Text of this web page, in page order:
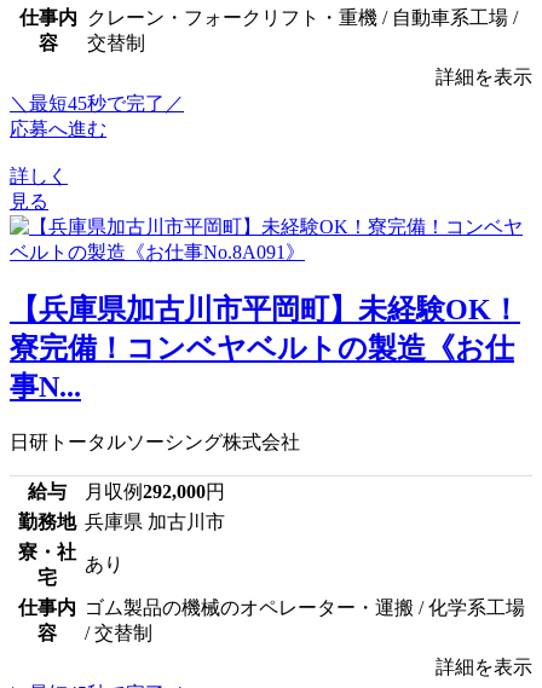
仕事内
容
クレーン・フォークリフト・重機 / 自動車系工場 /
交替制
詳細を表示
＼最短45秒で完了／
応募へ進む
詳しく
見る
【兵庫県加古川市平岡町】未経験OK！
寮完備！コンベヤベルトの製造《お仕
事N...
日研トータルソーシング株式会社
給与 月収例292,000円
勤務地 兵庫県 加古川市
寮・社
宅
あり
仕事内
容
ゴム製品の機械のオペレーター・運搬 / 化学系工場
/ 交替制
詳細を表示